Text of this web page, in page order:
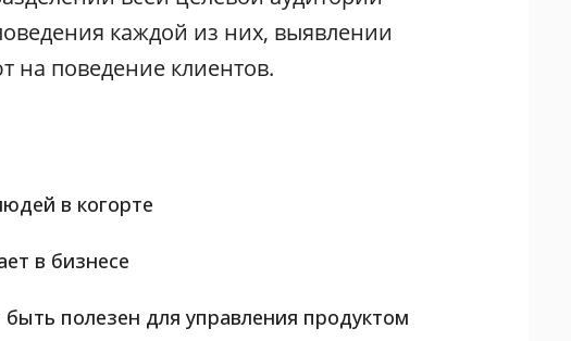
каждой из них, выявлении
на поведение клиентов.
в когорте
в бизнесе
полезен для управления продуктом